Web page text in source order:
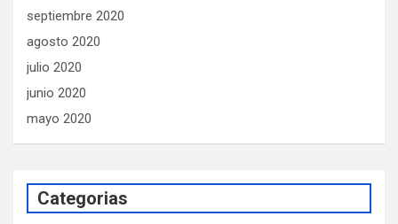
septiembre 2020
agosto 2020
julio 2020
junio 2020
mayo 2020
Categorias